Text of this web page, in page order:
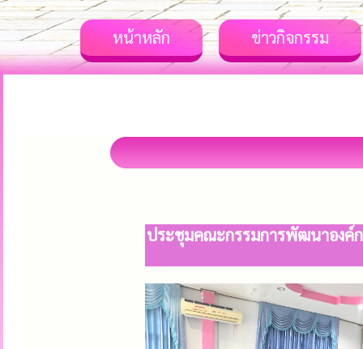
หน้าหลัก ข่าวกิจกรรม
ประชุมคณะกรรมการพัฒนาองค์